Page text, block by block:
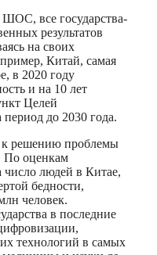
все государства-
результатов
на своих
Китай, самая
в 2020 году
и на 10 лет
Целей
до 2030 года.
к решению проблемы
По оценкам
число людей в Китае,
бедности,
человек.
в последние
технологий в самых